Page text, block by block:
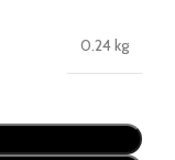
0.24 kg